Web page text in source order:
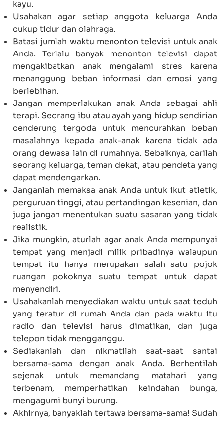
kayu.
Usahakan agar setiap anggota keluarga Anda
cukup tidur dan olahraga.
Batasi jumlah waktu menonton televisi untuk anak
Anda. Terlalu banyak menonton televisi dapat
mengakibatkan anak mengalami stres karena
menanggung beban informasi dan emosi yang
berlebihan.
Jangan memperlakukan anak Anda sebagai ahli
terapi. Seorang ibu atau ayah yang hidup sendirian
cenderung tergoda untuk mencurahkan beban
masalahnya kepada anak-anak karena tidak ada
orang dewasa lain di rumahnya. Sebaiknya, carilah
seorang keluarga, teman dekat, atau pendeta yang
dapat mendengarkan.
Janganlah memaksa anak Anda untuk ikut atletik,
perguruan tinggi, atau pertandingan kesenian, dan
juga jangan menentukan suatu sasaran yang tidak
realistik.
Jika mungkin, aturlah agar anak Anda mempunyai
tempat yang menjadi milik pribadinya walaupun
tempat itu hanya merupakan salah satu pojok
ruangan pokoknya suatu tempat untuk dapat
menyendiri.
Usahakanlah menyediakan waktu untuk saat teduh
yang teratur di rumah Anda dan pada waktu itu
radio dan televisi harus dimatikan, dan juga
telepon tidak mengganggu.
Sediakanlah dan nikmatilah saat-saat santai
bersama-sama dengan anak Anda. Berhentilah
sejenak untuk memandang matahari yang
terbenam, memperhatikan keindahan bunga,
mengagumi bunyi burung.
Akhirnya, banyaklah tertawa bersama-sama! Sudah